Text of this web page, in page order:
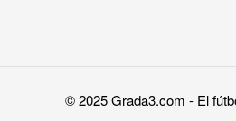
© 2025Grada3.com - El